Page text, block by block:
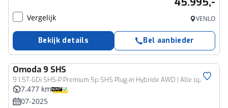
Vergelijk VENLO
Bekijk details Bel aanbieder
Omoda 9 SHS
9 1.5T-GDi SHS-P Premium 5p SHS Plug-in Hybride AWD | Alle opties! | 537 PK | 7 Jaar Garantie |
7.477 km
07-2025